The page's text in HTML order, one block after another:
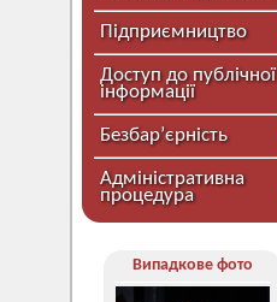
Підприємництво
Доступ до публічної
інформації
Безбар’єрність
Адміністративна
процедура
Випадкове фото